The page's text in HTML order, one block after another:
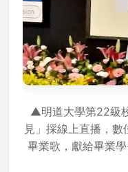
▲明道大學第22級
見」採線上直播，
畢業歌，獻給畢業